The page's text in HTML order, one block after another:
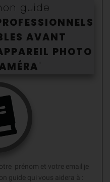
guide
AVANT
PHOTO
A"
prénom et votre email je
guide qui vous aidera à :